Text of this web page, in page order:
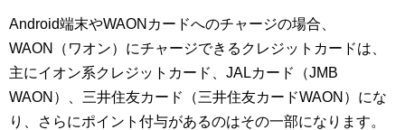
Android端末やWAONカードへのチャージの場合、
WAON（ワオン）にチャージできるクレジットカードは、
主にイオン系クレジットカード、JALカード（JMB
WAON）、三井住友カード（三井住友カードWAON）にな
り、さらにポイント付与があるのはその一部になります。